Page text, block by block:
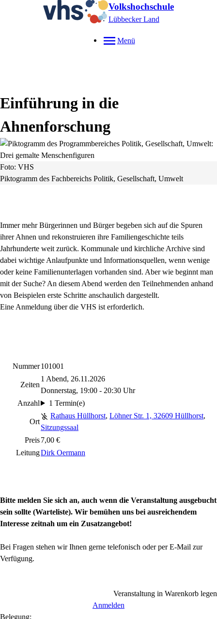
Volkshochschule
Lübbecker Land
Menü
Einführung in die
Ahnenforschung
Foto: VHS
Piktogramm des Fachbereichs Politik, Gesellschaft, Umwelt
Immer mehr Bürgerinnen und Bürger begeben sich auf die Spuren
ihrer Ahnen und rekonstruieren ihre Familiengeschichte teils
Jahrhunderte weit zurück. Kommunale und kirchliche Archive sind
dabei wichtige Anlaufpunkte und Informationsquellen, wenn wenige
oder keine Familienunterlagen vorhanden sind. Aber wie beginnt man
mit der Suche? An diesem Abend werden den Teilnehmenden anhand
von Beispielen erste Schritte anschaulich dargestellt.
Eine Anmeldung über die VHS ist erforderlich.
Nummer101001
Zeiten
1 Abend, 26.11.2026
Donnerstag, 19:00 - 20:30 Uhr
Anzahl
1 Termin(e)
Ort
Rathaus Hüllhorst, Löhner Str. 1, 32609 Hüllhorst,
Sitzungssaal
Preis7,00 €
LeitungDirk Oermann
Bitte melden Sie sich an, auch wenn die Veranstaltung ausgebucht
sein sollte (Warteliste). Wir bemühen uns bei ausreichendem
Interesse zeitnah um ein Zusatzangebot!
Bei Fragen stehen wir Ihnen gerne telefonisch oder per E-Mail zur
Verfügung.
Veranstaltung in Warenkorb legen
Anmelden
Belegung: